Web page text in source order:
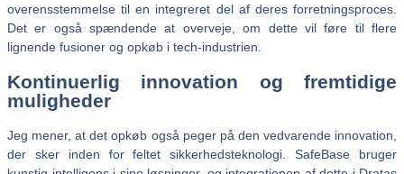
overensstemmelse til en integreret del af deres forretningsproces.
Det er også spændende at overveje, om dette vil føre til flere
lignende fusioner og opkøb i tech-industrien.
Kontinuerlig innovation og fremtidige
muligheder
Jeg mener, at det opkøb også peger på den vedvarende innovation,
der sker inden for feltet sikkerhedsteknologi. SafeBase bruger